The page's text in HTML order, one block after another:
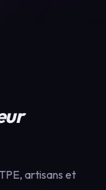
artisans et